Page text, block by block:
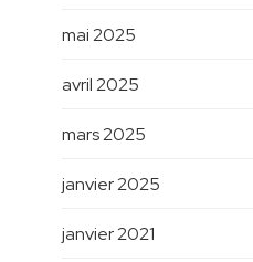
mai 2025
avril 2025
mars 2025
janvier 2025
janvier 2021